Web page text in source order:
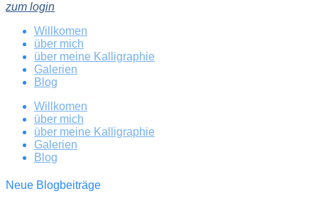
zum login
Willkomen
über mich
über meine Kalligraphie
Galerien
Blog
Willkomen
über mich
über meine Kalligraphie
Galerien
Blog
Neue Blogbeiträge